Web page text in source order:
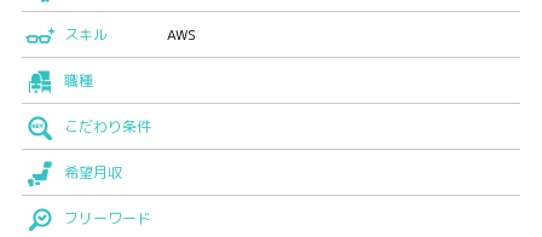
スキル AWS
職種
こだわり条件
希望月収
フリーワード